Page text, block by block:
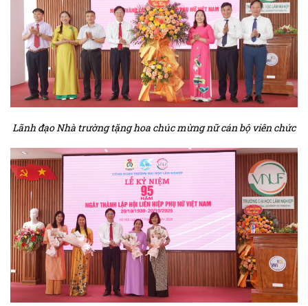
Lãnh đạo Nhà trường tặng hoa chúc mừng nữ cán bộ viên chức